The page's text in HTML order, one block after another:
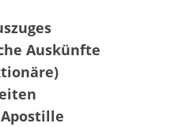
Auskünfte